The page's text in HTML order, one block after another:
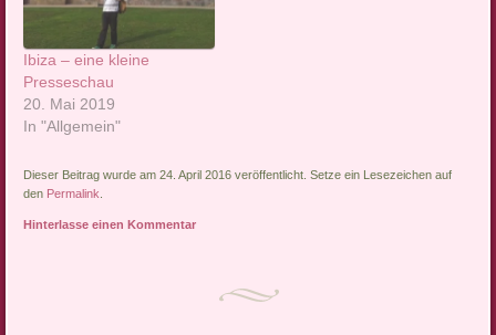
Politiker Norbert Hofer
gute Chancen, am 22. Mai
zum Bundespräsidenten
gewählt zu werden und in
die Hofburg einzuziehen.
In die Hofburg! Wir
Ibiza – eine kleine
Presseschau
20. Mai 2019
In "Allgemein"
Dieser Beitrag wurde am 24. April 2016 veröffentlicht. Setze ein Lesezeichen auf
den Permalink
Hinterlasse einen Kommentar